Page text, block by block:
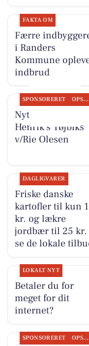
FAKTA OM
Færre
i Randers
Kommune
indbrud
SPONSORERET OPSLAGSTAVLEN
Nyt fra Rie &
Henrik's Tøjbiks
v/Rie Olesen
DAGLIGVARER
Friske danske
kartofler til kun
kr. og lækre
jordbær til 25 kr.
se de lokale
LOKALT NYT
Betaler du for
meget for dit
internet?
SPONSORERET OPSLAGSTAVLEN